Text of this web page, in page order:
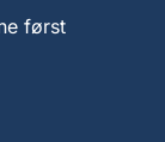
først